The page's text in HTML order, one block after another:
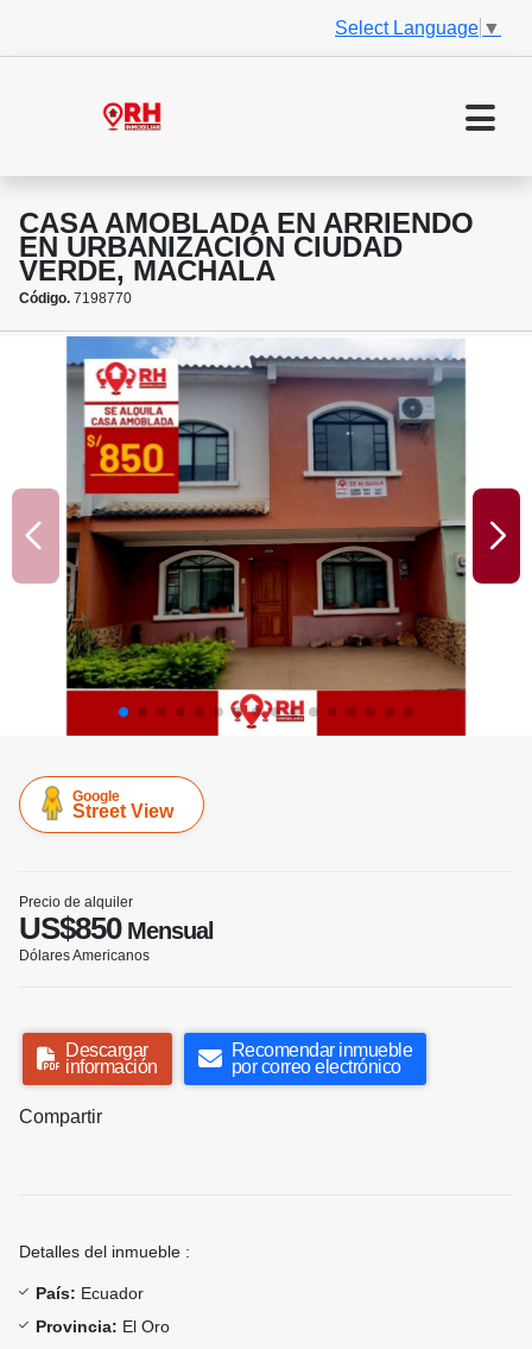
Select Language ▼
CASA AMOBLADA EN ARRIENDO
EN URBANIZACIÓN CIUDAD
VERDE, MACHALA
Código. 7198770
Google
Street View
Precio de alquiler
US$850Mensual
Dólares Americanos
Descargar
información
Recomendar inmueble
por correo electrónico
Compartir
Detalles del inmueble :
País: Ecuador
Provincia: El Oro